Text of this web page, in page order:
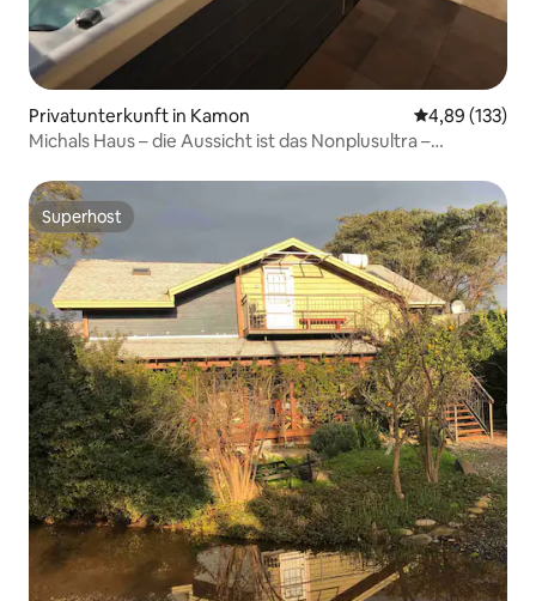
Privatunterkunft in Kamon
4,89 (133)
Michals Haus – die Aussicht ist das Nonplusultra –
Superhost
Superhost